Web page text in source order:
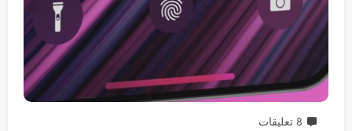
8 تعليقات